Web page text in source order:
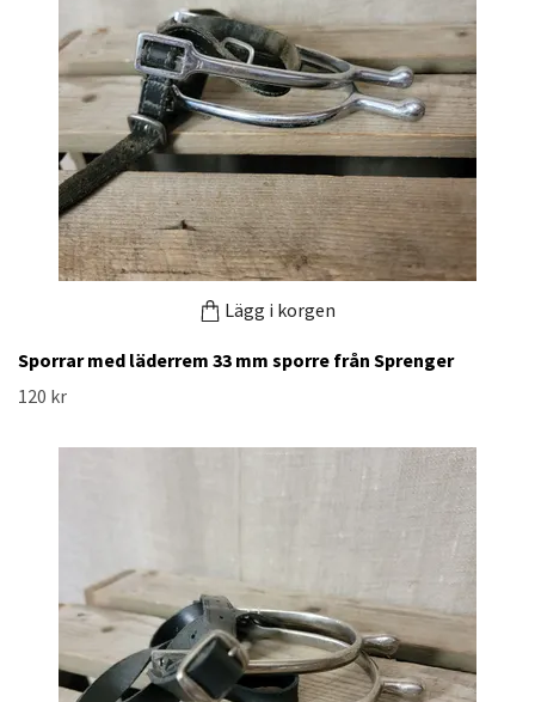
Lägg i korgen
Sporrar med läderrem 33 mm sporre från Sprenger
120 kr